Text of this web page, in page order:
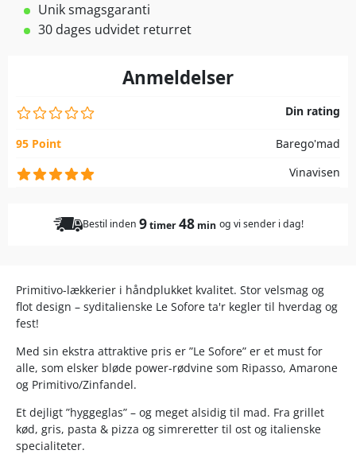
Unik smagsgaranti
30 dages udvidet returret
Anmeldelser
Din rating
95 Point
Barego'mad
Vinavisen
Bestil inden 9timer48 min og vi sender i dag!
Primitivo-lækkerier i håndplukket kvalitet. Stor velsmag og
flot design – syditalienske Le Sofore ta'r kegler til hverdag og
fest!
Med sin ekstra attraktive pris er ”Le Sofore” er et must for
alle, som elsker bløde power-rødvine som Ripasso, Amarone
og Primitivo/Zinfandel.
Et dejligt ”hyggeglas” – og meget alsidig til mad. Fra grillet
kød, gris, pasta & pizza og simreretter til ost og italienske
specialiteter.